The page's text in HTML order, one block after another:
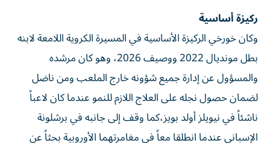
ركيزة أساسية
وكان خورخي الركيزة الأساسية في المسيرة الكروية اللامعة لابنه
بطل مونديال 2022 ووصيف 2026، وهو كان مرشده
والمسؤول عن إدارة جميع شؤونه خارج الملعب ومن ناضل
لضمان حصول نجله على العلاج اللازم للنمو عندما كان لاعباً
ناشئاً في نيويلز أولد بويز،كما وقف إلى جانبه في برشلونة
الإسباني عندما انطلقا معاً في مغامرتهما الأوروبية بحثاً عن